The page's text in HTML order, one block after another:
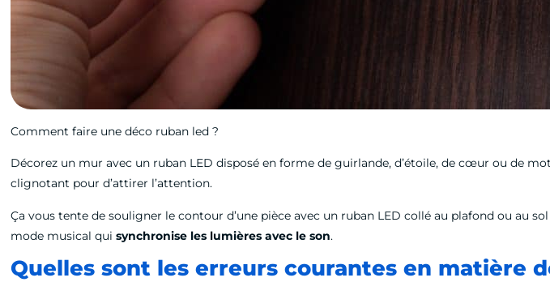
Comment faire une déco ruban led ?
Décorez un mur avec un ruban LED disposé en forme de guirlande, d’étoile, de cœur ou de
clignotant pour d’attirer l’attention.
Ça vous tente de souligner le contour d’une pièce avec un ruban LED collé au plafond ou au
mode musical quisynchronise les lumières avec le son.
Quelles sont les erreurs courantes en matière